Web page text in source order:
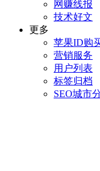
网赚线报
技术好文
更多
苹果ID购
营销服务
用户列表
标签归档
SEO城市